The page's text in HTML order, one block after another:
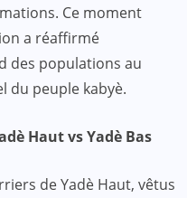
Ce moment
a réaffirmé
des populations au
du peuple kabyè.
Haut vs Yadè Bas
de Yadè Haut, vêtus